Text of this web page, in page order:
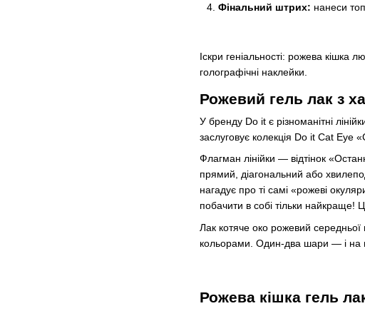
Фінальний штрих: нанеси
Іскри геніальності: рожева
голографічні наклейки.
Рожевий гель лак з
У бренду Do it є різноманітні
заслуговує колекція Do it Cat Eye
Флагман лінійки — відтінок
прямий, діагональний або
нагадує про ті самі «рожеві
побачити в собі тільки найкраще!
Лак котяче око рожевий середньої
кольорами. Один-два шари — і на
Рожева кішка гель